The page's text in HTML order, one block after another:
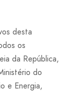
desta
os
da República,
do
e Energia,